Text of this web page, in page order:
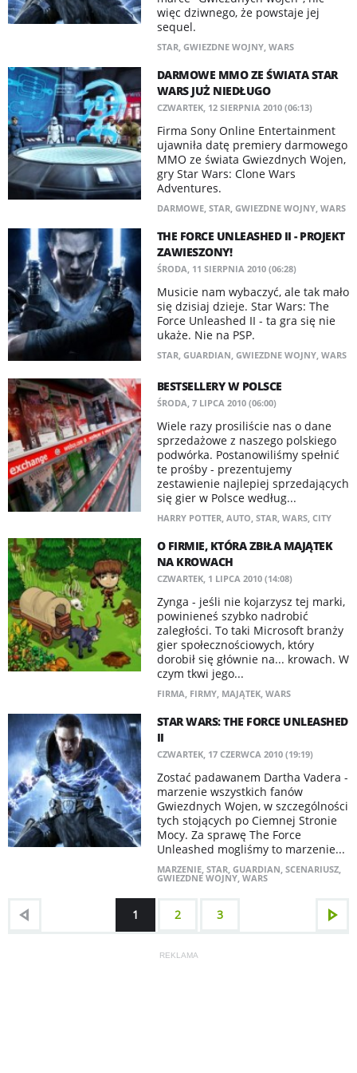
więc dziwnego, że powstaje jej
sequel.
STAR, GWIEZDNE WOJNY, WARS
DARMOWE MMO ZE ŚWIATA STAR
WARS JUŻ NIEDŁUGO
CZWARTEK, 12 SIERPNIA 2010 (06:13)
Firma Sony Online Entertainment
ujawniła datę premiery darmowego
MMO ze świata Gwiezdnych Wojen,
gry Star Wars: Clone Wars
Adventures.
DARMOWE, STAR, GWIEZDNE WOJNY, WARS
THE FORCE UNLEASHED II - PROJEKT
ZAWIESZONY!
ŚRODA, 11 SIERPNIA 2010 (06:28)
Musicie nam wybaczyć, ale tak mało
się dzisiaj dzieje. Star Wars: The
Force Unleashed II - ta gra się nie
ukaże. Nie na PSP.
STAR, GUARDIAN GWIEZDNE WOJNY, WARS
BESTSELLERY W POLSCE
ŚRODA, 7 LIPCA 2010 (06:00)
Wiele razy prosiliście nas o dane
sprzedażowe z naszego polskiego
podwórka. Postanowiliśmy spełnić
te prośby - prezentujemy
zestawienie najlepiej sprzedających
się gier w Polsce według...
HARRY POTTER, AUTO, STAR, WARS, CITY
O FIRMIE, KTÓRA ZBIŁA MAJĄTEK
NA KROWACH
CZWARTEK, 1 LIPCA 2010 (14:08)
Zynga - jeśli nie kojarzysz tej marki,
powinieneś szybko nadrobić
zaległości. To taki Microsoft branży
gier społecznościowych, który
dorobił się głównie na... krowach. W
czym tkwi jego...
FIRMA, FIRMY, MAJĄTEK, WARS
STAR WARS: THE FORCE UNLEASHED
II
CZWARTEK, 17 CZERWCA 2010 (19:19)
Zostać padawanem Dartha Vadera -
marzenie wszystkich fanów
Gwiezdnych Wojen, w szczególności
tych stojących po Ciemnej Stronie
Mocy. Za sprawę The Force
Unleashed mogliśmy to marzenie...
MARZENIE, STAR, GUARDIAN, SCENARIUSZ,
GWIEZDNE WOJNY, WARS
1 2 3
REKLAMA